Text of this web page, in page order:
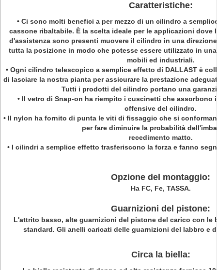
Caratteristiche:
• Ci sono molti benefici a per mezzo di un cilindro a
cassone ribaltabile. È la scelta ideale per le applicazioni dove
d'assistenza sono presenti muovere il cilindro in una
tutta la posizione in modo che potesse essere utilizzato in
mobili ed industriali.
•Ogni cilindro telescopico a semplice effetto di DALLAST è
di lasciare la nostra pianta per assicurare la prestazione
Tutti i prodotti del cilindro portano una
• Il vetro di Snap-on ha riempito i cuscinetti che assorbono
offensive del cilindro.
• Il nylon ha fornito di punta le viti di fissaggio che si
per fare diminuire la probabilità
recedimento matto.
• I cilindri a semplice effetto trasferiscono la forza e fanno
Opzione del montaggio:
Ha FC, Fe, TASSA.
Guarnizioni del pistone:
L'attrito basso, alte guarnizioni del pistone del carico con le
standard. Gli anelli caricati delle guarnizioni del labbro e
Circa la biella: